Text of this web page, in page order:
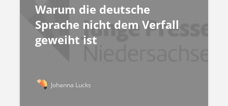
Warum die deutsche
Sprache nicht dem Verfall
geweiht ist
Johanna Lucks